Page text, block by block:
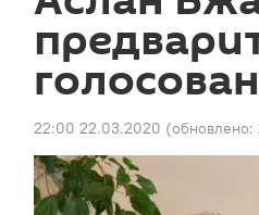
22:00 22.03.2020 (обновлено: